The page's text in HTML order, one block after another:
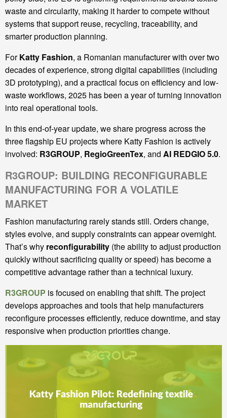
waste and circularity, making it harder to compete without
systems that support reuse, recycling, traceability, and
smarter production planning.
ForKatty Fashion, a Romanian manufacturer with over two
decades of experience, strong digital capabilities (including
3D prototyping), and a practical focus on efficiency and low-
waste workflows, 2025 has been a year of turning innovation
into real operational tools.
In this end-of-year update, we share progress across the
three flagship EU projects where Katty Fashion is actively
involved: R3GROUP, RegioGreenTex, and AI REDGIO 5.0.
R3GROUP: BUILDING RECONFIGURABLE
MANUFACTURING FOR A VOLATILE
MARKET
Fashion manufacturing rarely stands still. Orders change,
styles evolve, and supply constraints can appear overnight.
That’s why reconfigurability (the ability to adjust production
quickly without sacrificing quality or speed) has become a
competitive advantage rather than a technical luxury.
R3GROUP is focused on enabling that shift. The project
develops approaches and tools that help manufacturers
reconfigure processes efficiently, reduce downtime, and stay
responsive when production priorities change.